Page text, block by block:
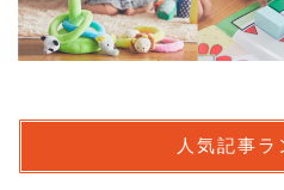
人気記事ラ